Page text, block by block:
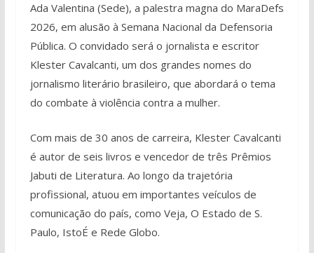
Ada Valentina (Sede), a palestra magna do MaraDefs
2026, em alusão à Semana Nacional da Defensoria
Pública. O convidado será o jornalista e escritor
Klester Cavalcanti, um dos grandes nomes do
jornalismo literário brasileiro, que abordará o tema
do combate à violência contra a mulher.
Com mais de 30 anos de carreira, Klester Cavalcanti
é autor de seis livros e vencedor de três Prêmios
Jabuti de Literatura. Ao longo da trajetória
profissional, atuou em importantes veículos de
comunicação do país, como Veja, O Estado de S.
Paulo, IstoÉ e Rede Globo.